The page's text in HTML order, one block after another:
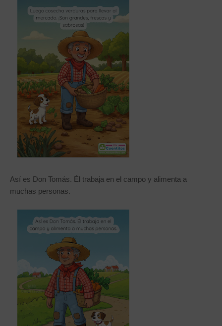
Así es Don Tomás. Él trabaja en el campo y alimenta a
muchas personas.